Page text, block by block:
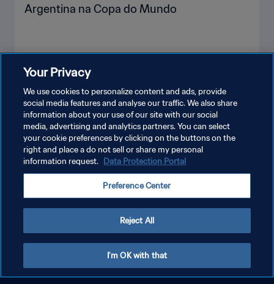
Argentina na Copa do Mundo
VEJA MAIS
POLÍTICA DE PRIVACIDADE
TERMOS DE SERVIÇO
ADMINISTRAR AS PREFERÊNCIAS DE COOKIES
Your Privacy
We use cookies to personalize content and ads, provide
social media features and analyse our traffic. We also share
information about your use of our site with our social
media, advertising and analytics partners. You can select
your cookie preferences by clicking on the buttons on the
right and place a do not sell or share my personal
information request. Data Protection Portal
Preference Center
Reject All
I'm OK with that